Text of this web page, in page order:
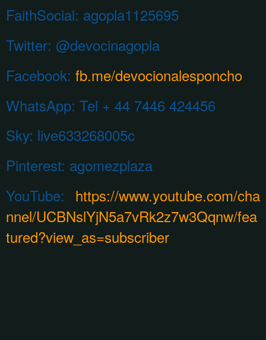
FaithSocial: agopla1125695
Twitter: @devocinagopla
Facebook: fb.me/devocionalesponcho
WhatsApp: Tel + 44 7446 424456
Sky: live633268005c
Pinterest: agomezplaza
YouTube: https://www.youtube.com/cha
nnel/UCBNslYjN5a7vRk2z7w3Qqnw/fea
tured?view_as=subscriber